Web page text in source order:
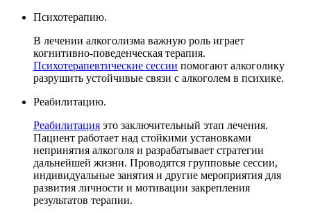
Психотерапию.
В лечении алкоголизма важную роль играет
когнитивно-поведенческая терапия.
Психотерапевтические сессии помогают алкоголику
разрушить устойчивые связи с алкоголем в психике.
Реабилитацию.
Реабилитация это заключительный этап лечения.
Пациент работает над стойкими установками
непринятия алкоголя и разрабатывает стратегии
дальнейшей жизни. Проводятся групповые сессии,
индивидуальные занятия и другие мероприятия для
развития личности и мотивации закрепления
результатов терапии.